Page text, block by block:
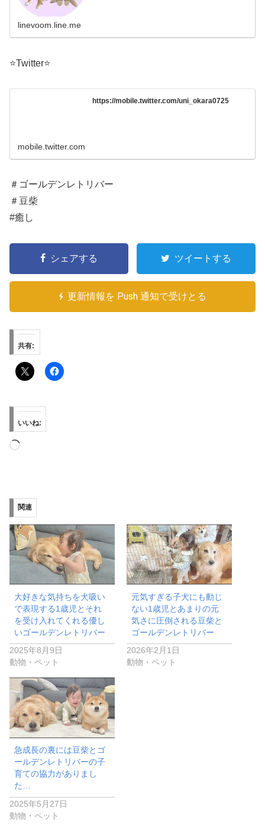
linevoom.line.me
⭐️Twitter⭐️
https://mobile.twitter.com/uni_okara0725
mobile.twitter.com
＃ゴールデンレトリバー
＃豆柴
#癒し
シェアする ツイートする
更新情報を Push 通知で受けとる
共有:
いいね:
読
み
中…
関連
大好きな気持ちを犬吸い
で表現する1歳児とそれ
を受け入れてくれる優し
いゴールデンレトリバー
2025年8月9日
動物・ペット
元気すぎる子犬にも動じ
ない1歳児とあまりの元
気さに圧倒される豆柴と
ゴールデンレトリバー
2026年2月1日
動物・ペット
急成長の裏には豆柴とゴ
ールデンレトリバーの子
育ての協力がありまし
た…
2025年5月27日
動物・ペット